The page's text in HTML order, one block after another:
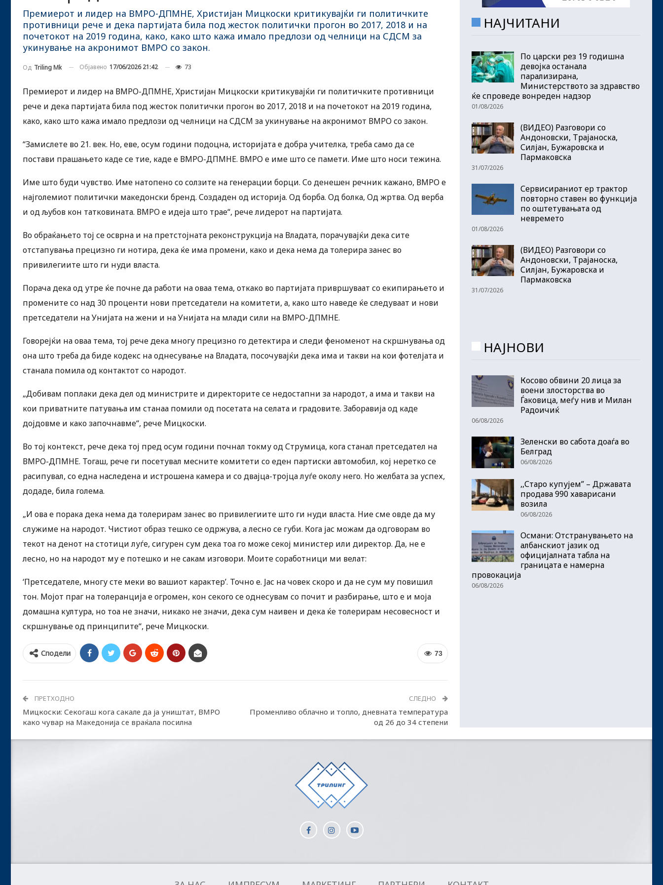
Премиерот и лидер на ВМРО-ДПМНЕ, Христијан Мицкоски критикувајќи ги политичките
противници рече и дека партијата била под жесток политички прогон во 2017, 2018 и на
почетокот на 2019 година, како, како што кажа имало предлози од челници на СДСМ за
укинување на акронимот ВМРО со закон.
Од Triling Mk Објавено 17/06/2026 21:42 73
Премиерот и лидер на ВМРО-ДПМНЕ, Христијан Мицкоски критикувајќи ги политичките противници
рече и дека партијата била под жесток политички прогон во 2017, 2018 и на почетокот на 2019 година,
како, како што кажа имало предлози од челници на СДСМ за укинување на акронимот ВМРО со закон.
“Замислете во 21. век. Но, еве, осум години подоцна, историјата е добра учителка, треба само да се
постави прашањето каде се тие, каде е ВМРО-ДПМНЕ. ВМРО е име што се памети. Име што носи тежина.
Име што буди чувство. Име натопено со солзите на генерации борци. Со денешен речник кажано, ВМРО е
најголемиот политички македонски бренд. Создаден од историја. Од борба. Од болка, Од жртва. Од верба
и од љубов кон татковината. ВМРО е идеја што трае“, рече лидерот на партијата.
Во обраќањето тој се осврна и на претстојната реконструкција на Владата, порачувајќи дека сите
отстапувања прецизно ги нотира, дека ќе има промени, како и дека нема да толерира занес во
привилегиите што ги нуди власта.
Порача дека од утре ќе почне да работи на оваа тема, откако во партијата привршуваат со екипирањето и
промените со над 30 проценти нови претседатели на комитети, а, како што наведе ќе следуваат и нови
претседатели на Унијата на жени и на Унијата на млади сили на ВМРО-ДПМНЕ.
Говорејќи на оваа тема, тој рече дека многу прецизно го детектира и следи феноменот на скршнувања од
она што треба да биде кодекс на однесување на Владата, посочувајќи дека има и такви на кои фотелјата и
станала помила од контактот со народот.
„Добивам поплаки дека дел од министрите и директорите се недостапни за народот, а има и такви на
кои приватните патувања им станаа помили од посетата на селата и градовите. Заборавија од каде
дојдовме и како започнавме“, рече Мицкоски.
Во тој контекст, рече дека тој пред осум години почнал токму од Струмица, кога станал претседател на
ВМРО-ДПМНЕ. Тогаш, рече ги посетувал месните комитети со еден партиски автомобил, кој неретко се
расипувал, со една наследена и истрошена камера и со двајца-тројца луѓе околу него. Но желбата за успех,
додаде, била голема.
„И ова е порака дека нема да толерирам занес во привилегиите што ги нуди власта. Ние сме овде да му
служиме на народот. Чистиот образ тешко се одржува, а лесно се губи. Кога јас можам да одговорам во
текот на денот на стотици луѓе, сигурен сум дека тоа го може секој министер или директор. Да, не е
лесно, но на народот му е потешко и не сакам изговори. Моите соработници ми велат:
‘Претседателе, многу сте меки во вашиот карактер’. Точно е. Јас на човек скоро и да не сум му повишил
тон. Мојот праг на толеранција е огромен, кон секого се однесувам со почит и разбирање, што е и моја
домашна култура, но тоа не значи, никако не значи, дека сум наивен и дека ќе толерирам несовесност и
скршнување од принципите“, рече Мицкоски.
73
Сподели
ПРЕТХОДНО
Мицкоски: Секогаш кога сакале да ја уништат, ВМРО
како чувар на Македонија се враќала посилна
СЛЕДНО
Променливо облачно и топло, дневната температура
од 26 до 34 степени
НАЈЧИТАНИ
По царски рез 19 годишна
девојка останала
парализирана,
Министерството за здравство
ќе спроведе вонреден надзор
01/08/2026
(ВИДЕО) Разговори со
Андоновски, Трајаноска,
Силјан, Бужаровска и
Пармаковска
31/07/2026
Сервисираниот ер трактор
повторно ставен во функција
по оштетувањата од
невремето
01/08/2026
(ВИДЕО) Разговори со
Андоновски, Трајаноска,
Силјан, Бужаровска и
Пармаковска
31/07/2026
НАЈНОВИ
Косово обвини 20 лица за
воени злосторства во
Ѓаковица, меѓу нив и Милан
Радоичиќ
06/08/2026
Зеленски во сабота доаѓа во
Белград
06/08/2026
,,Старо купујем” – Државата
продава 990 хаварисани
возила
06/08/2026
Османи: Отстранувањето на
албанскиот јазик од
официјалната табла на
границата е намерна
провокација
06/08/2026